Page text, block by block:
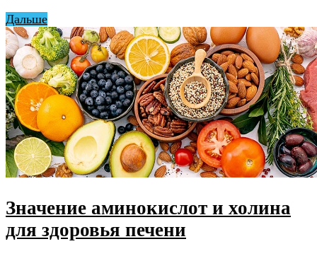
Дальше
Значение аминокислот и холина
для здоровья печени